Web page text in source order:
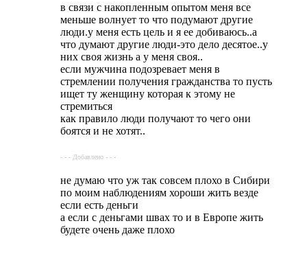
в связи с накопленным опытом меня все
меньше волнует то что подумают другие
люди.у меня есть цель и я ее добиваюсь..а
что думают другие люди-это дело десятое..у
них своя жизнь а у меня своя..
если мужчина подозревает меня в
стремлении получения гражданства то пусть
ищет ту женщину которая к этому не
стремиться
как правило люди получают то чего они
боятся и не хотят..
- - - Добавлено - - -
не думаю что уж так совсем плохо в Сибири
по моим наблюдениям хороши жить везде
если есть деньги
а если с деньгами швах то и в Европе жить
будете очень даже плохо